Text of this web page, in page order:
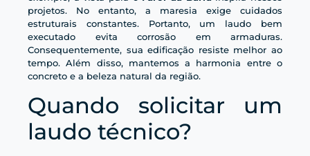
projetos. No entanto, a maresia exige cuidados
estruturais constantes. Portanto, um laudo bem
executado evita corrosão em armaduras.
Consequentemente, sua edificação resiste melhor ao
tempo. Além disso, mantemos a harmonia entre o
concreto e a beleza natural da região.
Quando solicitar um
laudo técnico?